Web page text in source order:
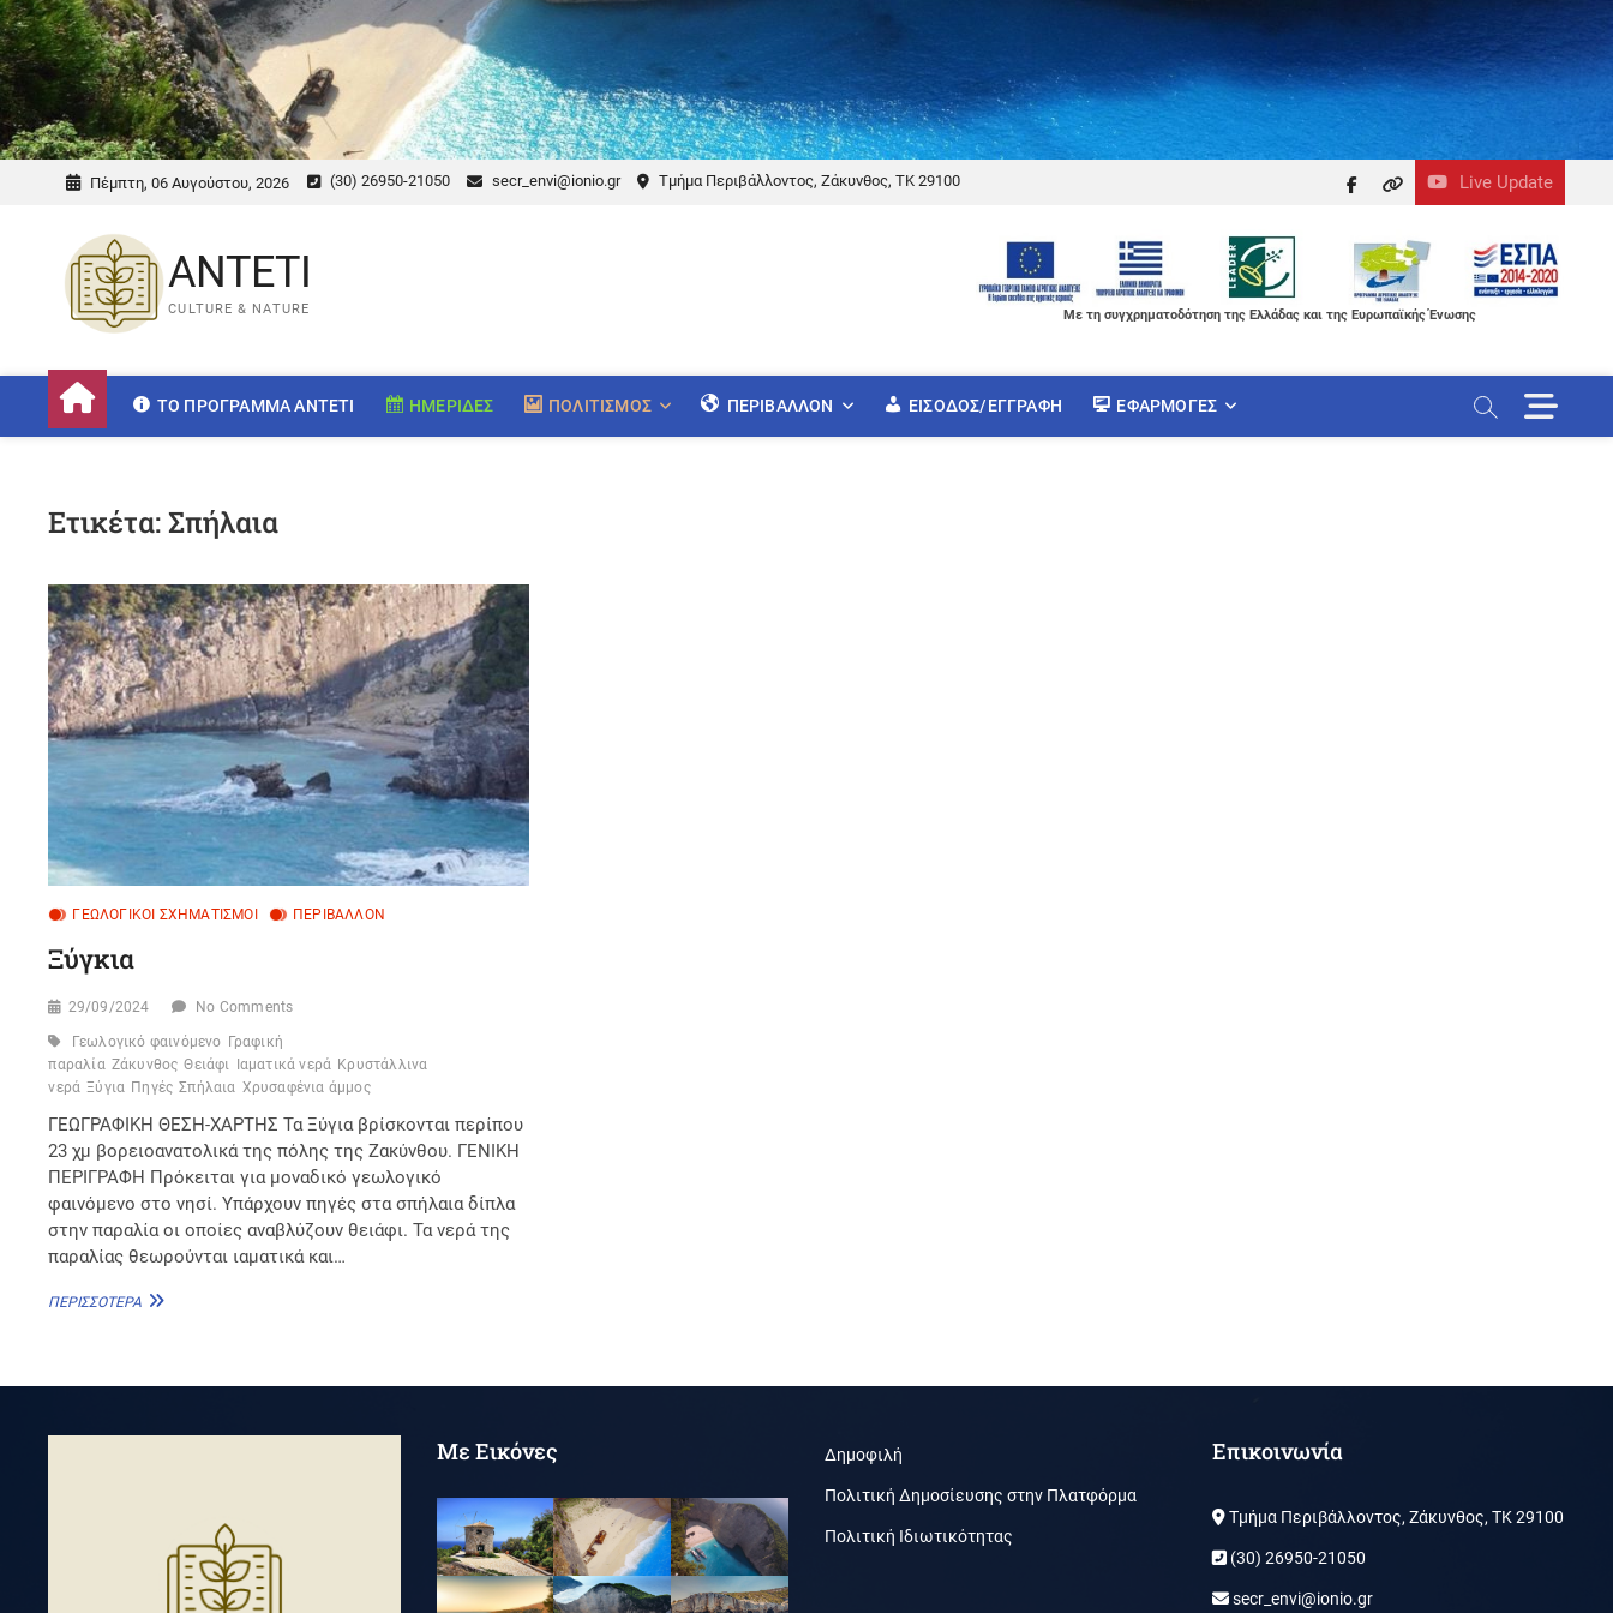
Πέμπτη, 06 Αυγούστου, 2026 (30) 26950-21050 secr_envi@ionio.gr Τμήμα Περιβάλλοντος, Ζάκυνθος, ΤΚ 29100 Live Update
facebook
themefreesia
ANTETI
CULTURE & NATURE Με τη συγχρηματοδότηση της Ελλάδας και της Ευρωπαϊκής Ένωσης
ΤΟ ΠΡΌΓΡΑΜΜΑ ANTETI ΗΜΕΡΊΔΕΣ ΠΟΛΙΤΙΣΜΌΣ ΠΕΡΙΒΆΛΛΟΝ ΕΊΣΟΔΟΣ/ΕΓΓΡΑΦΉ ΕΦΑΡΜΟΓΈΣ
M
e
n
Ετικέτα:Σπήλαια
ΓΕΩΛΟΓΙΚΟΊ ΣΧΗΜΑΤΙΣΜΟΊ ΠΕΡΙΒΆΛΛΟΝ
Ξύγκια
29/09/2024 No Comments
Γεωλογικό φαινόμενο Γραφική
παραλία Ζάκυνθος Θειάφι Ιαματικά νερά Κρυστάλλινα
νερά Ξύγια Πηγές Σπήλαια Χρυσαφένια άμμος
ΓΕΩΓΡΑΦΙΚΗ ΘΕΣΗ-ΧΑΡΤΗΣ Τα Ξύγια βρίσκονται περίπου
23 χμ βορειοανατολικά της πόλης της Ζακύνθου. ΓΕΝΙΚΗ
ΠΕΡΙΓΡΑΦΗ Πρόκειται για μοναδικό γεωλογικό
φαινόμενο στο νησί. Υπάρχουν πηγές στα σπήλαια δίπλα
στην παραλία οι οποίες αναβλύζουν θειάφι. Τα νερά της
παραλίας θεωρούνται ιαματικά και…
ΠΕΡΙΣΣΌΤΕΡΑ ΞΎΓΚΙΑ
Με Εικόνες Δημοφιλή
Πολιτική Δημοσίευσης στην Πλατφόρμα
Πολιτική Ιδιωτικότητας
Επικοινωνία
Τμήμα Περιβάλλοντος, Ζάκυνθος, ΤΚ 29100
(30) 26950-21050
secr_envi@ionio.gr